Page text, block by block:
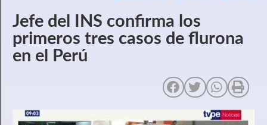
Jefe del INS confirma los
primeros tres casos de flurona
en el Perú